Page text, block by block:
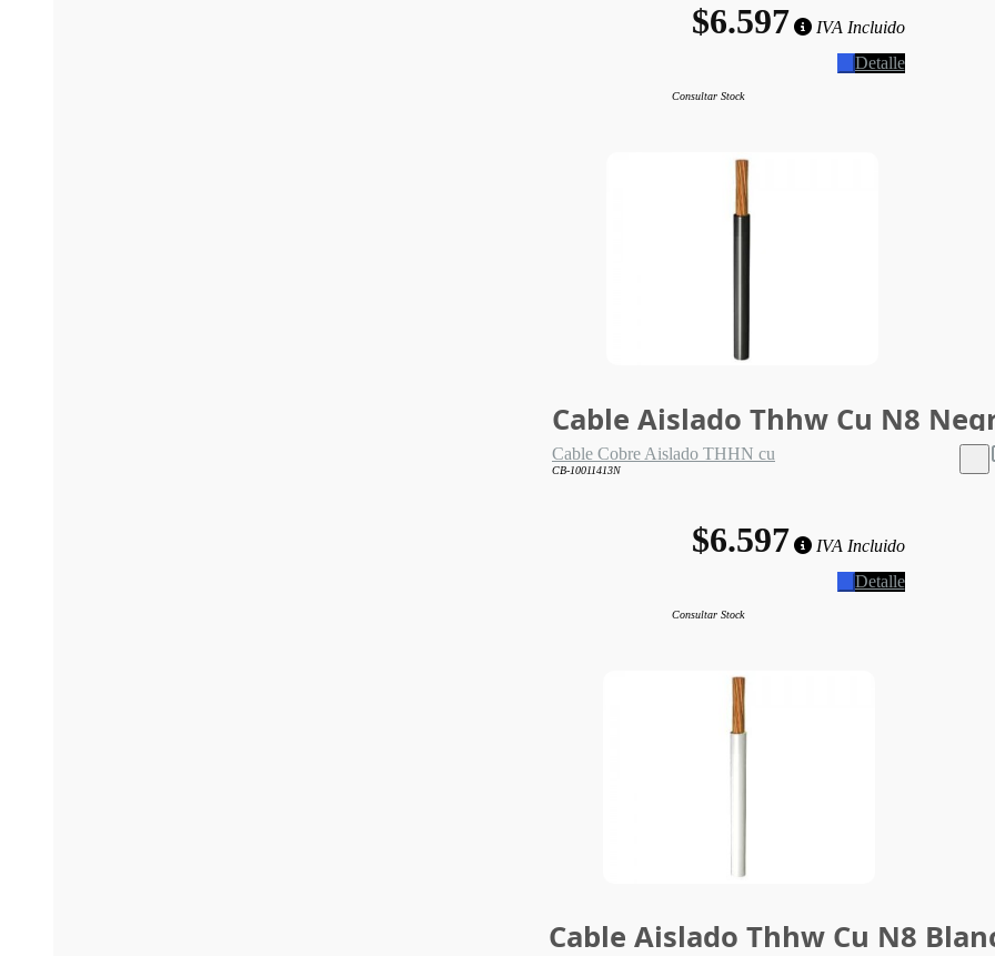
$6.597
IVA Incluido
Detalle
Consultar Stock
Cable Aislado Thhw Cu N8
Cable Cobre Aislado THHN cu
CB-10011413N
$6.597
IVA Incluido
Detalle
Consultar Stock
Cable Aislado Thhw Cu N8